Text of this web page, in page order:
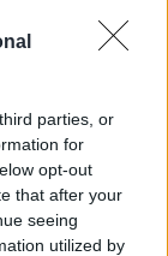
parties, or
for
opt-out
that after your
seeing
utilized by